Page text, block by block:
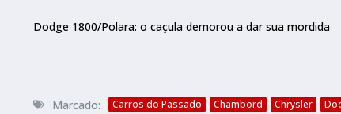
Dodge 1800/Polara: o caçula demorou a dar sua mordida
Marcado: Carros do Passado Chambord Chrysler